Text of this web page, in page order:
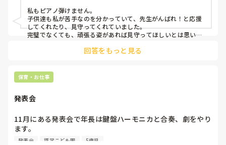
私もピアノ弾けません。
子供達も私が苦手なのを分かっていて、先生がんばれ！と応援
してくれたり、見守ってくれていました。
完璧でなくても、頑張る姿があれば見守ってほしいとは思いま
回答をもっと見る
保育・お仕事
発表会
11月にある発表会で年長は鍵盤ハーモニカと合奏、劇をやり
ます。
鍵盤ハーモニカは年長になった4月から始まり、キラキラ星
発表会 認定こども園 5歳児